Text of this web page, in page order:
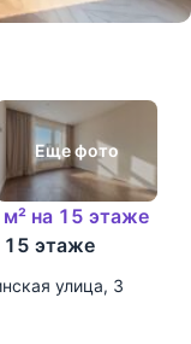
Еще фото
на 15 этаже
15 этаже
улица, 3